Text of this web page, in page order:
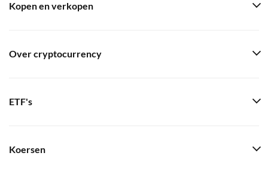
Kopen en verkopen
Over cryptocurrency
ETF's
Koersen